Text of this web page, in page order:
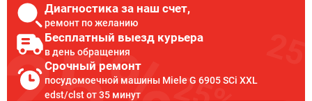
Диагностика за наш счет,
ремонт по желанию
Бесплатный выезд курьера
в день обращения
Срочный ремонт
посудомоечной машины Miele G 6905 SCi XXL
edst/clst от 35 минут